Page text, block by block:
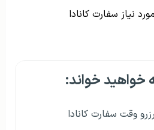
نیاز سفارت کانادا
خواهید خواند:
وقت سفارت کانادا